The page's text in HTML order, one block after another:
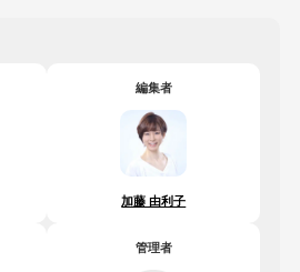
編集者
加藤 由利子
管理者